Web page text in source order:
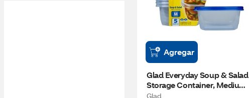
Agregar
Glad Everyday Soup & Salad
Storage Container, Medium
Rectangle, 5 ct
Glad